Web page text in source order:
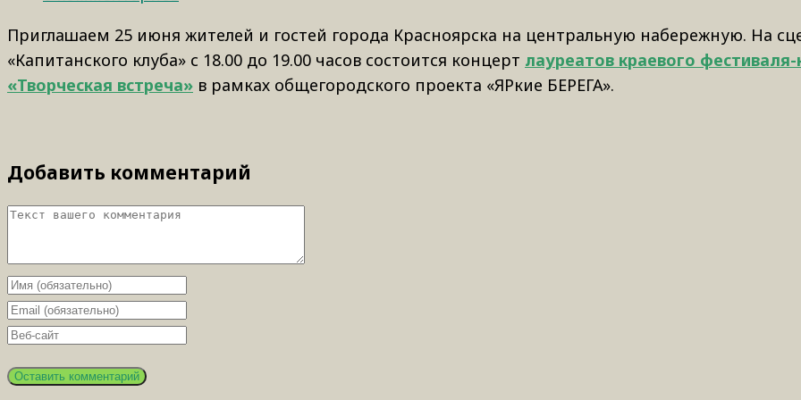
Приглашаем 25 июня жителей и гостей города Красноярска на центральную набережную. На
«Капитанского клуба» с 18.00 до 19.00 часов состоится концерт лауреатов краевого фестиваля-
«Творческая встреча» в рамках общегородского проекта «ЯРкие БЕРЕГА».
Добавить комментарий